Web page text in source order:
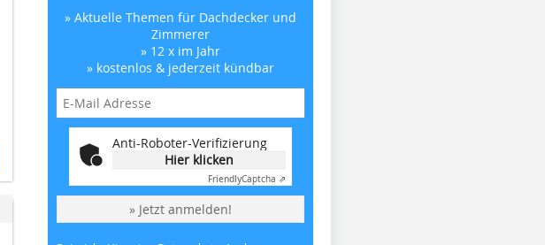
» Aktuelle Themen für Dachdecker und
Zimmerer
» 12 x im Jahr
» kostenlos & jederzeit kündbar
Anti-Roboter-Verifizierung
Hier klicken
FriendlyCaptcha ⇗
» Jetzt anmelden!